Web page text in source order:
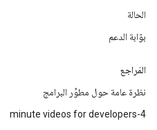
الحالة
بوّابة الدعم
المَراجع
نظرة عامة حول مطوِّر البرامج
4-minute videos for developers